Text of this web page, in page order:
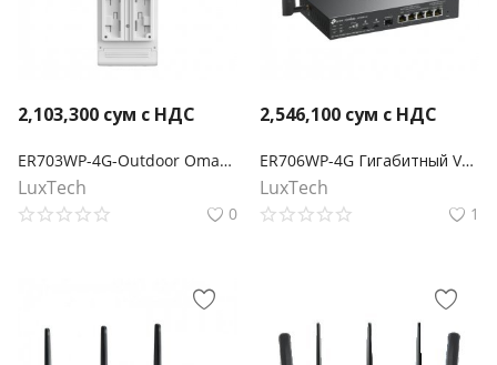
2,103,300 сум с НДС
ER703WP-4G-Outdoor Omada 4G+ Cat6 AX3000 Wi-Fi 6 наружный/внутренний шлюз
LuxTech
0
2,546,100 сум с НДС
ER706WP-4G Гигабитный VPN-шлюз Omada 4G+ Cat6 AX3000 с 4 портами PoE+
LuxTech
1